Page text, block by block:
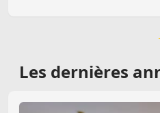
Les dernières